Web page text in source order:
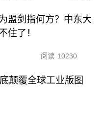
盟剑指何方？中东大
住了！
阅读 10230
颠覆全球工业版图